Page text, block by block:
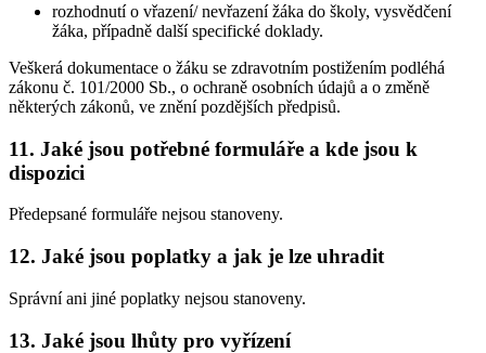
rozhodnutí o vřazení/ nevřazení žáka do školy, vysvědčení
žáka, případně další specifické doklady.
Veškerá dokumentace o žáku se zdravotním postižením podléhá
zákonu č. 101/2000 Sb., o ochraně osobních údajů a o změně
některých zákonů, ve znění pozdějších předpisů.
11. Jaké jsou potřebné formuláře a kde jsou k
dispozici
Předepsané formuláře nejsou stanoveny.
12. Jaké jsou poplatky a jak je lze uhradit
Správní ani jiné poplatky nejsou stanoveny.
13. Jaké jsou lhůty pro vyřízení